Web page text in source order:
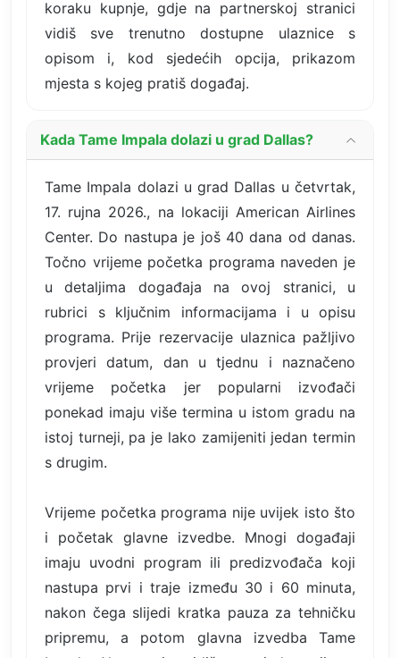
koraku kupnje, gdje na partnerskoj stranici
vidiš sve trenutno dostupne ulaznice s
opisom i, kod sjedećih opcija, prikazom
mjesta s kojeg pratiš događaj.
Kada Tame Impala dolazi u grad Dallas?
Tame Impala dolazi u grad Dallas u četvrtak,
17. rujna 2026., na lokaciji American Airlines
Center. Do nastupa je još 40 dana od danas.
Točno vrijeme početka programa naveden je
u detaljima događaja na ovoj stranici, u
rubrici s ključnim informacijama i u opisu
programa. Prije rezervacije ulaznica pažljivo
provjeri datum, dan u tjednu i naznačeno
vrijeme početka jer popularni izvođači
ponekad imaju više termina u istom gradu na
istoj turneji, pa je lako zamijeniti jedan termin
s drugim.
Vrijeme početka programa nije uvijek isto što
i početak glavne izvedbe. Mnogi događaji
imaju uvodni program ili predizvođača koji
nastupa prvi i traje između 30 i 60 minuta,
nakon čega slijedi kratka pauza za tehničku
pripremu, a potom glavna izvedba Tame